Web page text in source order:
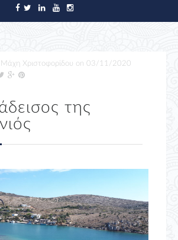
Μάχη Χριστοφορίδου on 03/11/2020
της